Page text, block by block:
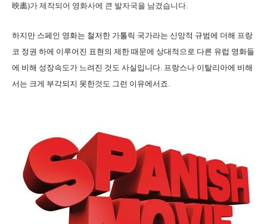
映畵)가 제작되어 영화사에 큰 발자국을 남겼습니다.
하지만 스페인 영화는 철저한 가톨릭 국가라는 신앙적 규범에 더해 프랑
코 정권 하에 이루어진 표현의 제한 때문에 상대적으로 다른 유럽 영화들
에 비해 성장속도가 느려진 것도 사실입니다. 프랑스나 이탈리아에 비해
서는 크게 부각되지 못한것도 그런 이유에서죠.